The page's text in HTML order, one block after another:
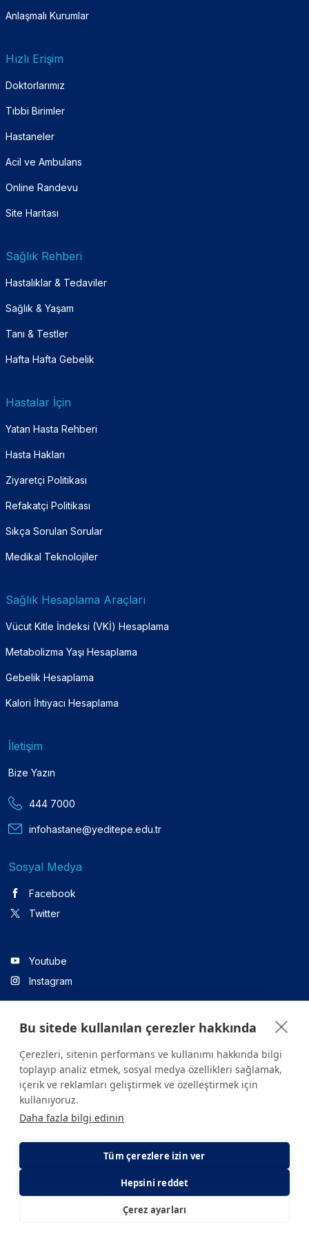
Anlaşmalı Kurumlar
Hızlı Erişim
Doktorlarımız
Tıbbi Birimler
Hastaneler
Acil ve Ambulans
Online Randevu
Site Haritası
Sağlık Rehberi
Hastalıklar & Tedaviler
Sağlık & Yaşam
Tanı & Testler
Hafta Hafta Gebelik
Hastalar İçin
Yatan Hasta Rehberi
Hasta Hakları
Ziyaretçi Politikası
Refakatçi Politikası
Sıkça Sorulan Sorular
Medikal Teknolojiler
Sağlık Hesaplama Araçları
Vücut Kitle İndeksi (VKİ) Hesaplama
Metabolizma Yaşı Hesaplama
Gebelik Hesaplama
Kalori İhtiyacı Hesaplama
İletişim
Bize Yazın
444 7000
infohastane@yeditepe.edu.tr
Sosyal Medya
Facebook
Twitter
Youtube
Instagram
Linkedin
Sitede yer alan tüm içerikler yalnızca bilgilendirme amaçlıdır.
Sağlığınızla ilgili sorularınız için mutlaka doktoruza ya da bir sağlık
kuruluşuna başvurunuz.
Gizlilik ve Çerez Politikası KVKK Aydınlatma Metni
Bu sitede kullanılan çerezler hakkında
Çerezleri, sitenin performans ve kullanımı hakkında bilgi
toplayıp analiz etmek, sosyal medya özellikleri sağlamak,
içerik ve reklamları geliştirmek ve özelleştirmek için
kullanıyoruz.
Daha fazla bilgi edinin
Tüm çerezlere izin ver
Hepsini reddet
Çerez ayarları